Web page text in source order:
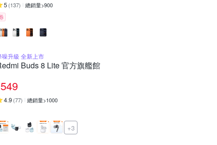
5 (137) 總銷量>900
噪升級 全新上市
Buds 8 Lite 官方旗艦館
549
4.9 (77) 總銷量>1000
+3